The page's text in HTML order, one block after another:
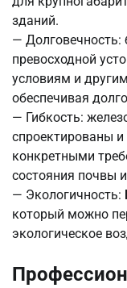
зданий.
— Долговечность:
превосходной
условиям и
обеспечивая
— Гибкость:
спроектированы
конкретными
состояния почвы
— Экологичность:
который можно
экологическое